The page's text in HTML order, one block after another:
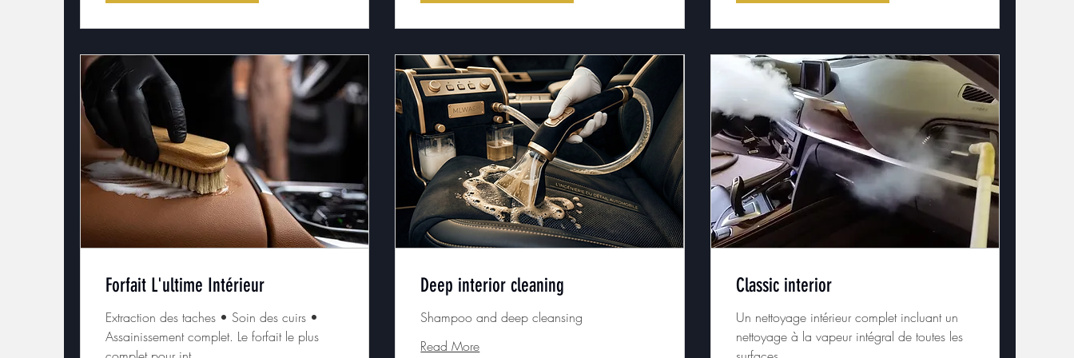
Forfait L'ultime Intérieur
Extraction des taches • Soin des cuirs •
Assainissement complet. Le forfait le plus
Deep interior cleaning
Shampoo and deep cleansing
Read More
Classic interior
Un nettoyage intérieur complet incluant un
nettoyage à la vapeur intégral de toutes les